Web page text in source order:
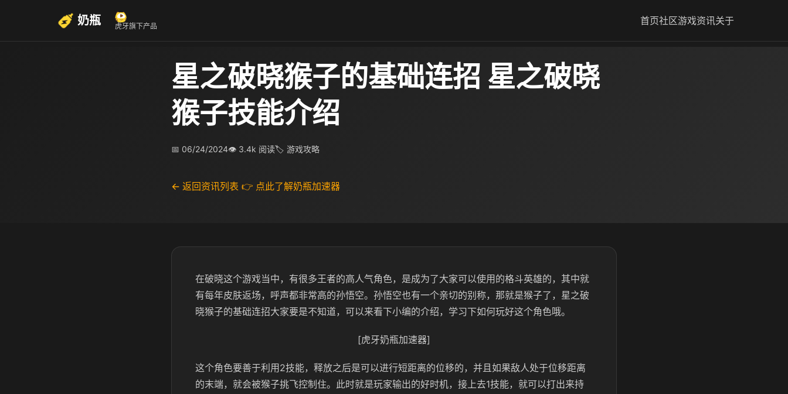
奶瓶 虎牙旗下产品 首页社区游戏资讯关于
星之破晓猴子的基础连招 星之破晓
猴子技能介绍
📅 06/24/2024👁 3.4k 阅读🏷 游戏攻略
← 返回资讯列表 👉 点此了解奶瓶加速器
在破晓这个游戏当中，有很多王者的高人气角色，是成为了大家可以使用的格斗英雄的，其中就
有每年皮肤返场，呼声都非常高的孙悟空。孙悟空也有一个亲切的别称，那就是猴子了，星之破
晓猴子的基础连招大家要是不知道，可以来看下小编的介绍，学习下如何玩好这个角色哦。
[虎牙奶瓶加速器]
这个角色要善于利用2技能，释放之后是可以进行短距离的位移的，并且如果敌人处于位移距离
的末端，就会被猴子挑飞控制住。此时就是玩家输出的好时机，接上去1技能，就可以打出来持